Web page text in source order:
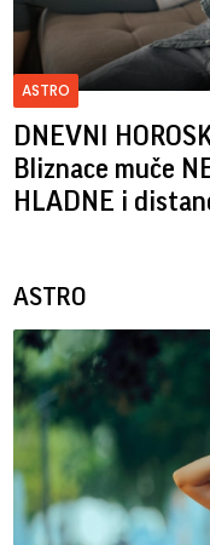
ASTRO
DNEVNI
Bliznace muče
HLADNE i
ASTRO